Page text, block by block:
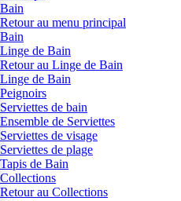
Bain
Retour au menu principal
Bain
Linge de Bain
Retour au Linge de Bain
Linge de Bain
Peignoirs
Serviettes de bain
Ensemble de Serviettes
Serviettes de visage
Serviettes de plage
Tapis de Bain
Collections
Retour au Collections